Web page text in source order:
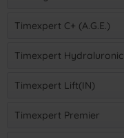
Timexpert C+ (A.G.E.)
Timexpert Hydraluronic
Timexpert Lift(IN)
Timexpert Premier